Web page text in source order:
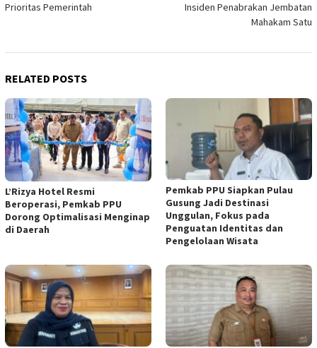
Prioritas Pemerintah
Insiden Penabrakan Jembatan
Mahakam Satu
RELATED POSTS
L’Rizya Hotel Resmi
Beroperasi, Pemkab PPU
Dorong Optimalisasi Menginap
di Daerah
Pemkab PPU Siapkan Pulau
Gusung Jadi Destinasi
Unggulan, Fokus pada
Penguatan Identitas dan
Pengelolaan Wisata